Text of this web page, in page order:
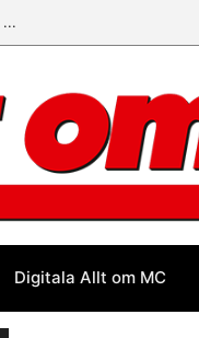
Digitala Allt om MC